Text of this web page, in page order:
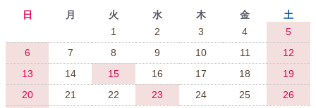
日 月 火 水 木 金
土
1
2 3 4
5
6
7 8 9 10 11
12
13
14 15 16 17 18
19
20
21 22 23 24 25
26